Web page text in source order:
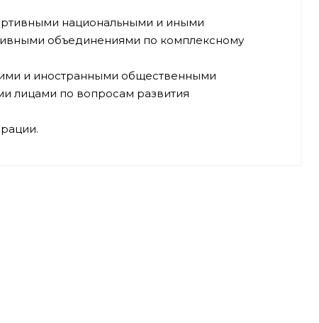
национальными и иными
объединениями по комплексному
и иностранными общественными
лицами по вопросам развития